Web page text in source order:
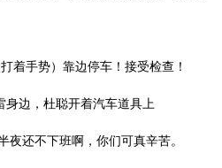
着手势）靠边停车！接受检查！
身边，杜聪开着汽车道具上
夜还不下班啊，你们可真辛苦。